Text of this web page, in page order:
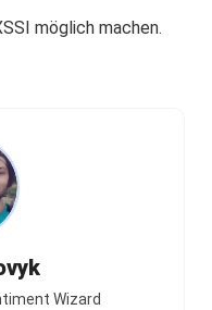
möglich machen.
Wizard